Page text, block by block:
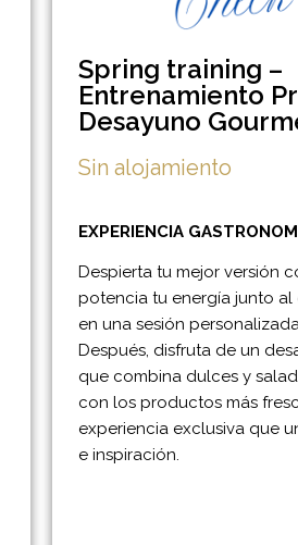
Spring training –
Entrenamiento
Desayuno
Sin alojamiento
EXPERIENCIA
Despierta tu mejor versión
potencia tu energía junto al
en una sesión
Después, disfruta de un
que combina dulces y
con los productos más
experiencia exclusiva que
e inspiración.